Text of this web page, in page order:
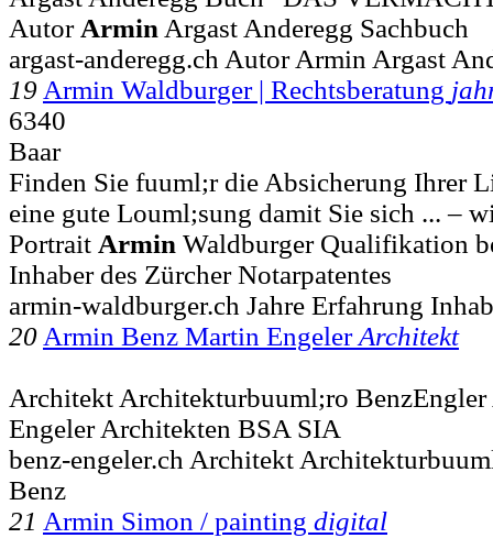
Autor Armin Argast Anderegg Sachbuch
argast-anderegg.ch Autor Armin Argast
19 Armin Waldburger | Rechtsberatung
6340
Baar
Finden Sie fuuml;r die Absicherung Ihrer
eine gute Louml;sung damit Sie sich ... –
Portrait Armin Waldburger Qualifikation
Inhaber des Zürcher Notarpatentes
armin-waldburger.ch Jahre Erfahrung
20 Armin Benz Martin EngelerArchitekt
Architekt Architekturbuuml;ro
Engeler Architekten BSA SIA
benz-engeler.ch Architekt
Benz
21 Armin Simon / painting digital